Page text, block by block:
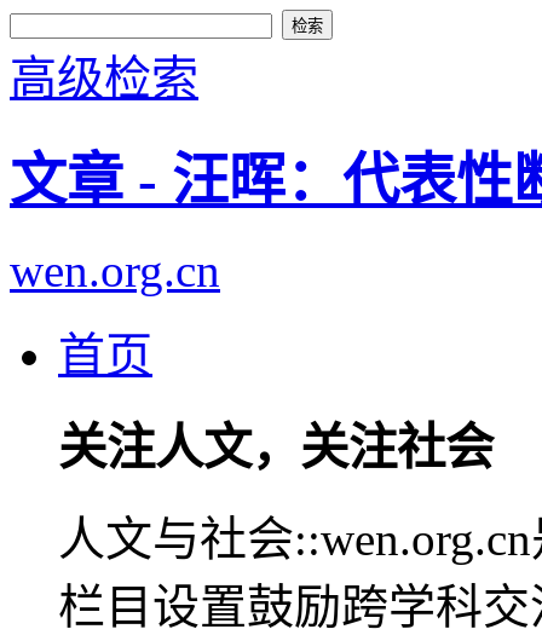
高级检索
文章 - 汪晖：代表
wen.org.cn
首页
关注人文，关注社会
人文与社会
栏目设置鼓励跨学科